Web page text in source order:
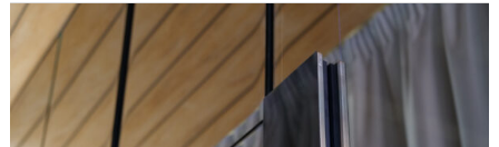
Ventajas
de
domótica
en